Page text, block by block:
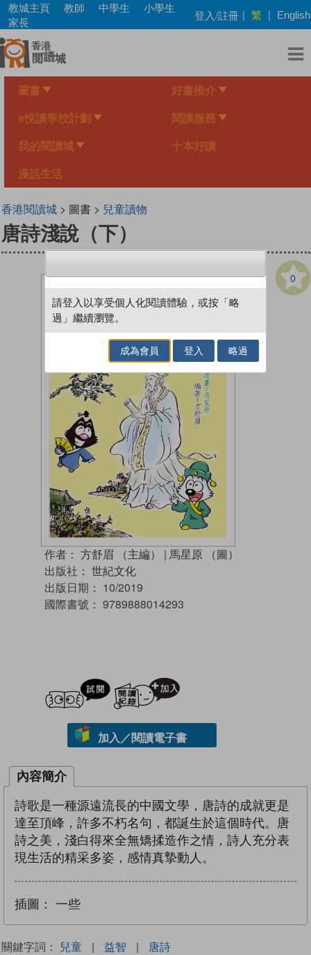
Skip
main
content
教城主頁 教師 中學生
小學生
家長
登入/註冊 | 繁 | English
圖書 好書推介
e悅讀學校計劃 閱讀服務
我的閱讀城 十本好讀
漫話生活
香港閱讀城> 圖書 > 兒童讀物
唐詩淺說（下）
0
作者： 方舒眉 （主編） | 馬星原 （圖）
出版社： 世紀文化
出版日期： 10/2019
國際書號： 9789888014293
試閲
加入／閱讀電子書
內容簡介
詩歌是一種源遠流長的中國文學，唐詩的成就更是
達至頂峰，許多不朽名句，都誕生於這個時代。唐
詩之美，淺白得來全無矯揉造作之情，詩人充分表
現生活的精采多姿，感情真摯動人。
插圖： 一些
關鍵字詞： 兒童 | 益智 | 唐詩
請登入以享受個人化閱讀體驗，或按「略
過」繼續瀏覽。
成為會員 登入 略過